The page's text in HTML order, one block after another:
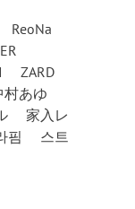
ReoNa
ZARD
村あゆ
家入レ
핌
스트